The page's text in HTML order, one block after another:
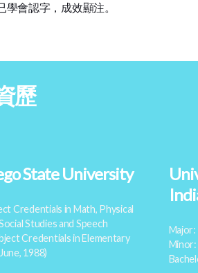
會認字，成效顯注。
歷
State University
Credentials in Math, Physical
Studies and Speech
Credentials in Elementary
1988)
Major:
Minor: